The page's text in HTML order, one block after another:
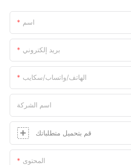
اسم
بريد إلكتروني
الهاتف/واتساب/سكايب
اسم الشركة
قم بتحميل متطلباتك
المحتوى